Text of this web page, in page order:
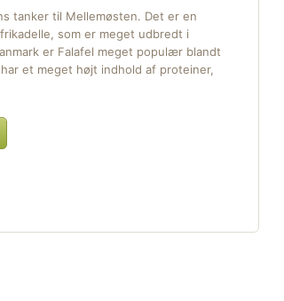
tanker til Mellemøsten. Det er en
som er meget udbredt i
er Falafel meget populær blandt
et meget højt indhold af proteiner,